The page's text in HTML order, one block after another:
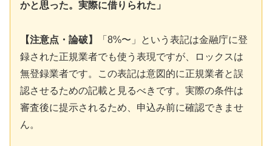
かと思った。実際に借りられた」
【注意点・論破】
「8%〜」という表記は金融庁に登
録された正規業者でも使う表現ですが、ロックスは
無登録業者です。この表記は意図的に正規業者と誤
認させるための記載と見るべきです。実際の条件は
審査後に提示されるため、申込み前に確認できませ
ん。